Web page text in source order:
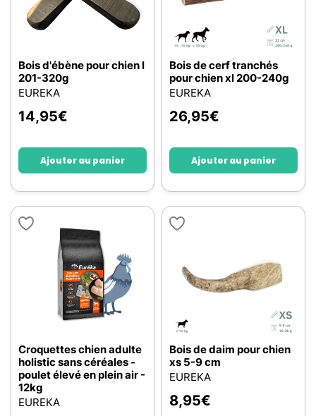
Bois d'ébène pour chien l
201-320g
EUREKA
14,95€
Ajouter au panier
Bois de cerf tranchés
pour chien xl 200-240g
EUREKA
26,95€
Ajouter au panier
Croquettes chien adulte
holistic sans céréales -
poulet élevé en plein air -
12kg
EUREKA
Bois de daim pour chien
xs 5-9 cm
EUREKA
8,95€